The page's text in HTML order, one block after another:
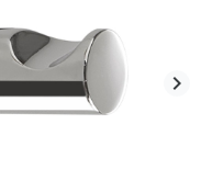
keyboard_arrow_right